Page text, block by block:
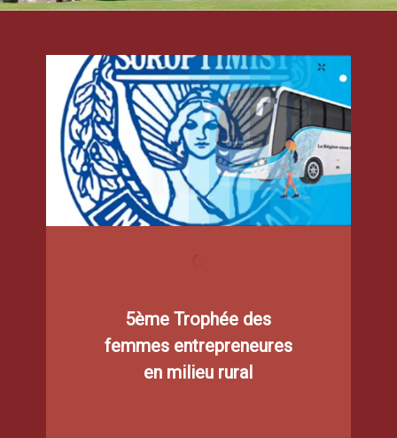
5ème Trophée des
femmes entrepreneures
en milieu rural